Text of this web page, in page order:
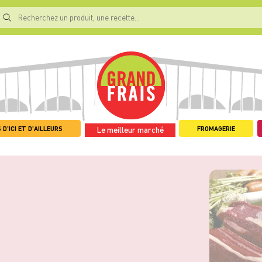
D'ICI ET D'AILLEURS Le meilleur marché FROMAGERIE